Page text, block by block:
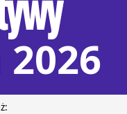
2026